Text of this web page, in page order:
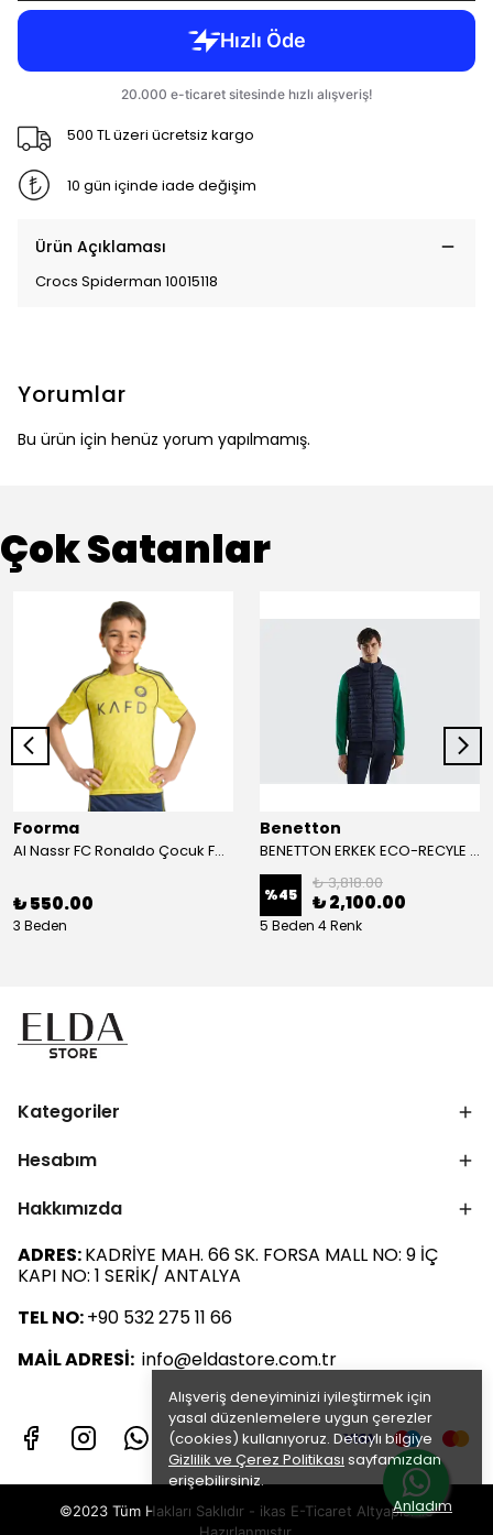
Alışveriş deneyiminizi iyileştirmek için
yasal düzenlemelere uygun çerezler
(cookies) kullanıyoruz. Detaylı bilgiye
Gizlilik ve Çerez Politikası sayfamızdan
erişebilirsiniz.
Anladım
500 TL üzeri ücretsiz kargo
10 gün içinde iade değişim
Ürün Açıklaması
Crocs Spiderman 10015118
Yorumlar
Bu ürün için henüz yorum yapılmamış.
Çok Satanlar
Foorma
Al Nassr FC Ronaldo Çocuk Forma 2'li Takım(Şort/T-Shirt)
₺ 550.00
3 Beden
Benetton
BENETTON ERKEK ECO-RECYLE DOLGULU PUFA YELEK
%45
₺ 3,818.00
₺ 2,100.00
5 Beden 4 Renk
Kategoriler
Hesabım
Hakkımızda
ADRES:KADRİYE MAH. 66 SK. FORSA MALL NO: 9 İÇ
KAPI NO: 1 SERİK/ ANTALYA
TEL NO:+90 532 275 11 66
MAİL ADRESİ: info@eldastore.com.tr
©2023 Tüm Hakları Saklıdır - ikas E-Ticaret Altyapısı ile